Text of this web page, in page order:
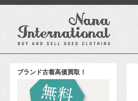
ブランド古着高価買取！